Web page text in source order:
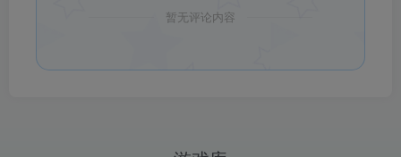
暂无评论内容